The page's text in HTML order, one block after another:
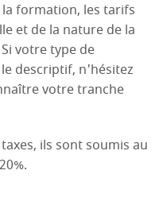
formation, les tarifs
et de la nature de la
votre type de
descriptif, n'hésitez
votre tranche
ils sont soumis au